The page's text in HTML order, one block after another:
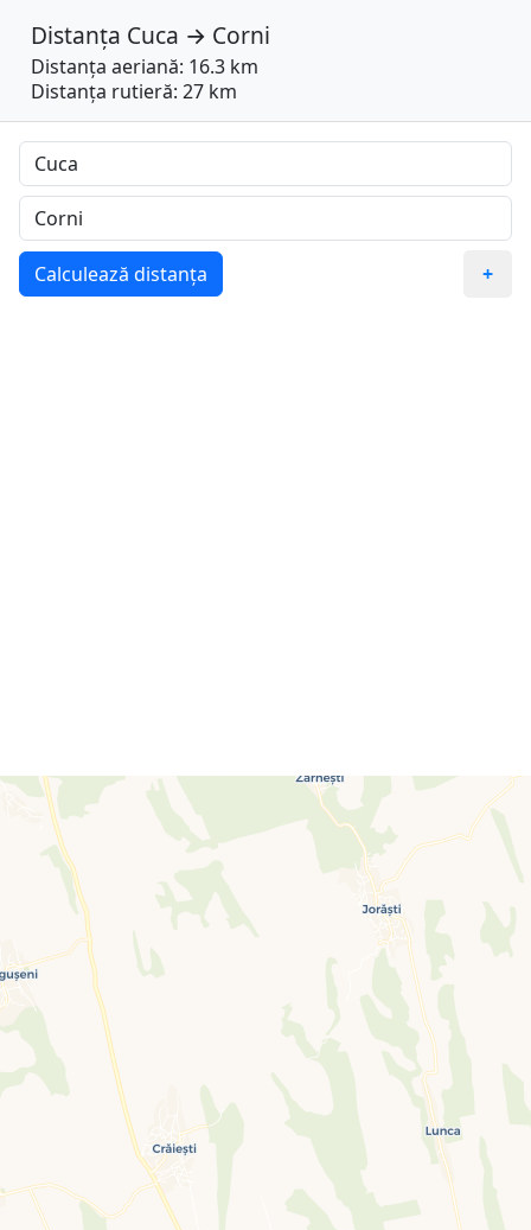
Distanța Cuca → Corni
Distanța aeriană: 16.3 km
Distanța rutieră: 27 km
Calculează distanța +